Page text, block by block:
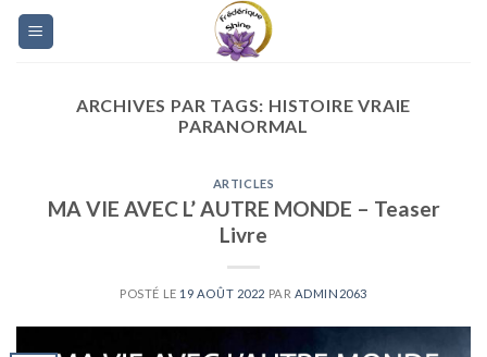
Skip
ARCHIVES PAR TAGS: HISTOIRE VRAIE
PARANORMAL
ARTICLES
MA VIE AVEC L’ AUTRE MONDE – Teaser
Livre
POSTÉ LE 19 AOÛT 2022 PAR ADMIN2063